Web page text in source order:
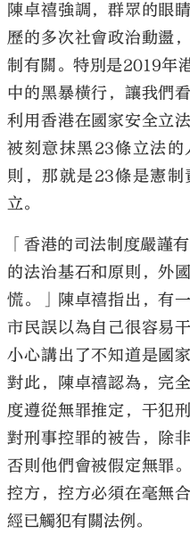
陳卓禧強調，群眾的眼
歷的多次社會政治動盪
制有關。特別是2019年
中的黑暴橫行，讓我們
利用香港在國家安全立
被刻意抹黑23條立法
則，那就是23條是憲
立。
「香港的司法制度嚴謹
的法治基石和原則，外
慌。」陳卓禧指出，有
市民誤以為自己很容易
小心講出了不知道是國
對此，陳卓禧認為，完
度遵從無罪推定，干犯
對刑事控罪的被告，除
否則他們會被假定無罪
控方，控方必須在毫無
經已觸犯有關法例。